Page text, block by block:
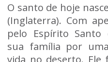
O santo de hoje
(Inglaterra). Com
pelo Espírito Santo
sua família por
vida no deserto.